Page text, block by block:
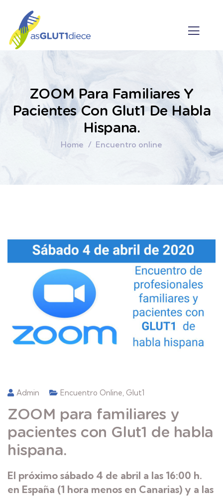
ZOOM Para Familiares Y
Pacientes Con Glut1 De Habla
Hispana.
Home Encuentro online
Admin Encuentro Online, Glut1
ZOOM para familiares y
pacientes con Glut1 de habla
hispana.
El próximo sábado 4 de abril a las 16:00 h.
en España (1 hora menos en Canarias) y a las